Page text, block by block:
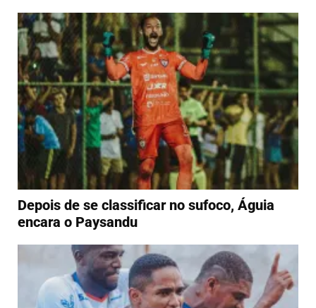
Depois de se classificar no sufoco, Águia
encara o Paysandu